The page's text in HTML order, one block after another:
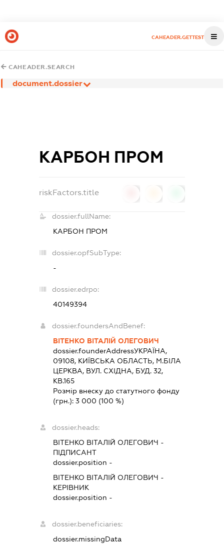
CAHEADER.GETTEST
CAHEADER.SEARCH
document.dossier
КАРБОН ПРОМ
riskFactors.title
dossier.fullName:
КАРБОН ПРОМ
dossier.opfSubType:
-
dossier.edrpo:
40149394
dossier.foundersAndBenef:
ВІТЕНКО ВІТАЛІЙ ОЛЕГОВИЧ
dossier.founderAddressУКРАЇНА,
09108, КИЇВСЬКА ОБЛАСТЬ, М.БІЛА
ЦЕРКВА, ВУЛ. СХІДНА, БУД. 32,
КВ.165
Розмір внеску до статутного фонду
(грн.):3 000 (100 %)
dossier.heads:
ВІТЕНКО ВІТАЛІЙ ОЛЕГОВИЧ -
ПІДПИСАНТ
dossier.position -
ВІТЕНКО ВІТАЛІЙ ОЛЕГОВИЧ -
КЕРІВНИК
dossier.position -
dossier.beneficiaries:
dossier.missingData